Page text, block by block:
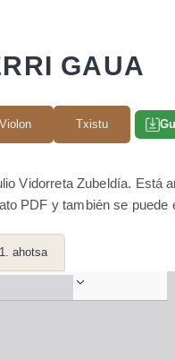
GAUA
Txistu
Vidorreta Zubeldía. Está
PDF y también se puede
1. ahotsa